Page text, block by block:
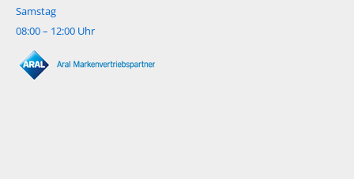
Samstag
08:00 – 12:00 Uhr